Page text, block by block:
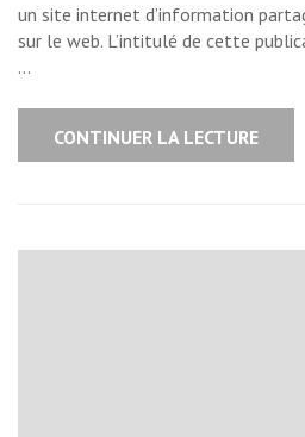
un site internet d’information
sur le web. L’intitulé de cette
…
CONTINUER LA LECTURE